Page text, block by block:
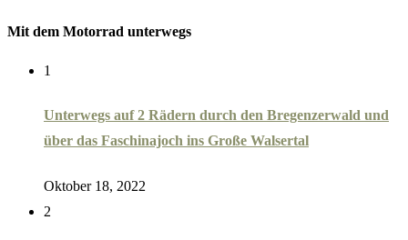
Mit dem Motorrad unterwegs
1
Unterwegs auf 2 Rädern durch den Bregenzerwald und
über das Faschinajoch ins Große Walsertal
Oktober 18, 2022
2